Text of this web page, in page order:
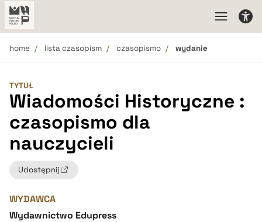
home lista czasopism czasopismo wydanie
TYTUŁ
Wiadomości Historyczne :
czasopismo dla
nauczycieli
Udostępnij
WYDAWCA
Wydawnictwo Edupress